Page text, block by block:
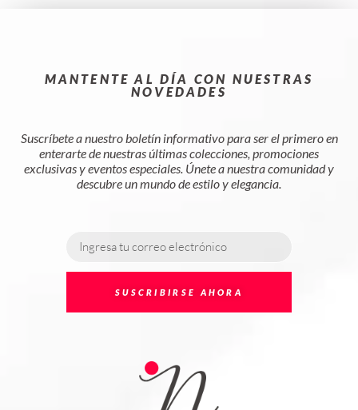
MANTENTE AL DÍA CON NUESTRAS
NOVEDADES
Suscríbete a nuestro boletín informativo para ser el primero en
enterarte de nuestras últimas colecciones, promociones
exclusivas y eventos especiales. Únete a nuestra comunidad y
descubre un mundo de estilo y elegancia.
SUSCRIBIRSE AHORA